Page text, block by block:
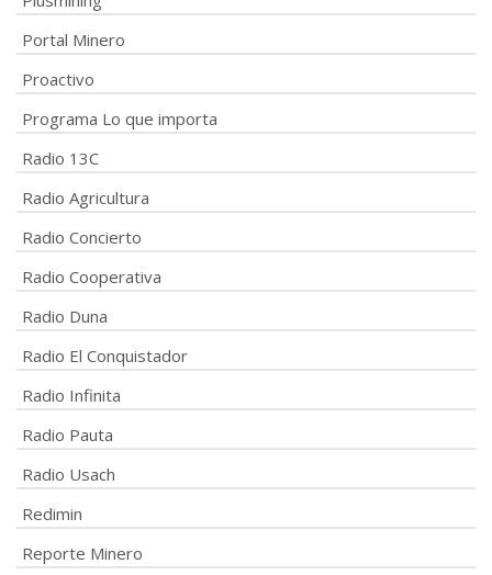
Portal Minero
Proactivo
Programa Lo que importa
Radio 13C
Radio Agricultura
Radio Concierto
Radio Cooperativa
Radio Duna
Radio El Conquistador
Radio Infinita
Radio Pauta
Radio Usach
Redimin
Reporte Minero